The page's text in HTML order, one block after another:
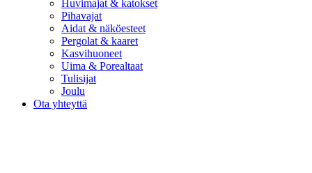
Huvimajat & katokset
Pihavajat
Aidat & näköesteet
Pergolat & kaaret
Kasvihuoneet
Uima & Porealtaat
Tulisijat
Joulu
Ota yhteyttä